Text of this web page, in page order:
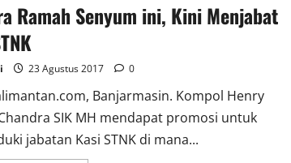
Kurau
Utara
Ramah Senyum ini, Kini Menjabat
23 Agustus 2017 0
Banjarmasin. Kompol Henry
SIK MH mendapat promosi untuk
jabatan Kasi STNK di mana...